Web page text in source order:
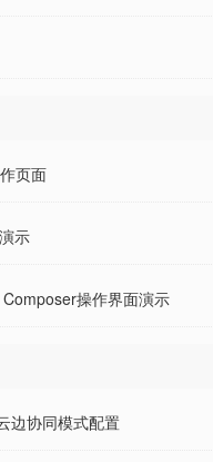
页面
示
操作界面演示
边协同模式配置